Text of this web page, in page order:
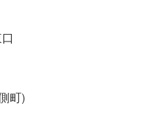
町)